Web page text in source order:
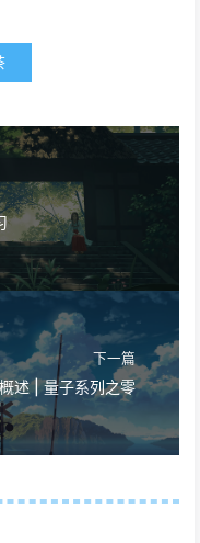
下一篇
述 | 量子系列之零